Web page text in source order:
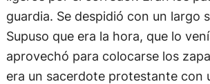
guardia. Se despidió con un largo
Supuso que era la hora, que lo
aprovechó para colocarse los
era un sacerdote protestante con